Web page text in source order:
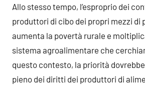
Allo stesso tempo, l’esproprio dei
produttori di cibo dei propri mezzi di
aumenta la povertà rurale e
sistema agroalimentare che
questo contesto, la priorità
pieno dei diritti dei produttori di